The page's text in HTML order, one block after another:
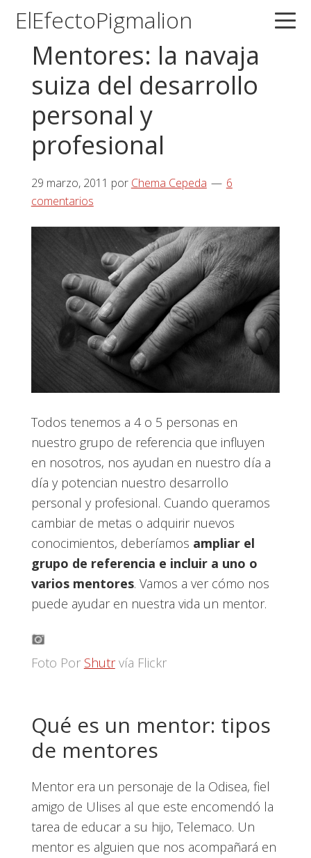
Saltar
navegación
principal
Saltar
contenido
principal
Saltar
lateral
principal
ElEfectoPigmalion
Mentores: la navaja
suiza del desarrollo
personal y
profesional
29 marzo, 2011 por Chema Cepeda
6
comentarios
Todos tenemos a 4 o 5 personas en
nuestro grupo de referencia que influyen
en nosotros, nos ayudan en nuestro día a
día y potencian nuestro desarrollo
personal y profesional. Cuando queramos
cambiar de metas o adquirir nuevos
conocimientos, deberíamos ampliar el
grupo de referencia e incluir a uno o
varios mentores. Vamos a ver cómo nos
puede ayudar en nuestra vida un mentor.
Foto Por Shutrvía Flickr
Qué es un mentor: tipos
de mentores
Mentor era un personaje de la Odisea, fiel
amigo de Ulises al que este encomendó la
tarea de educar a su hijo, Telemaco. Un
mentor es alguien que nos acompañará en